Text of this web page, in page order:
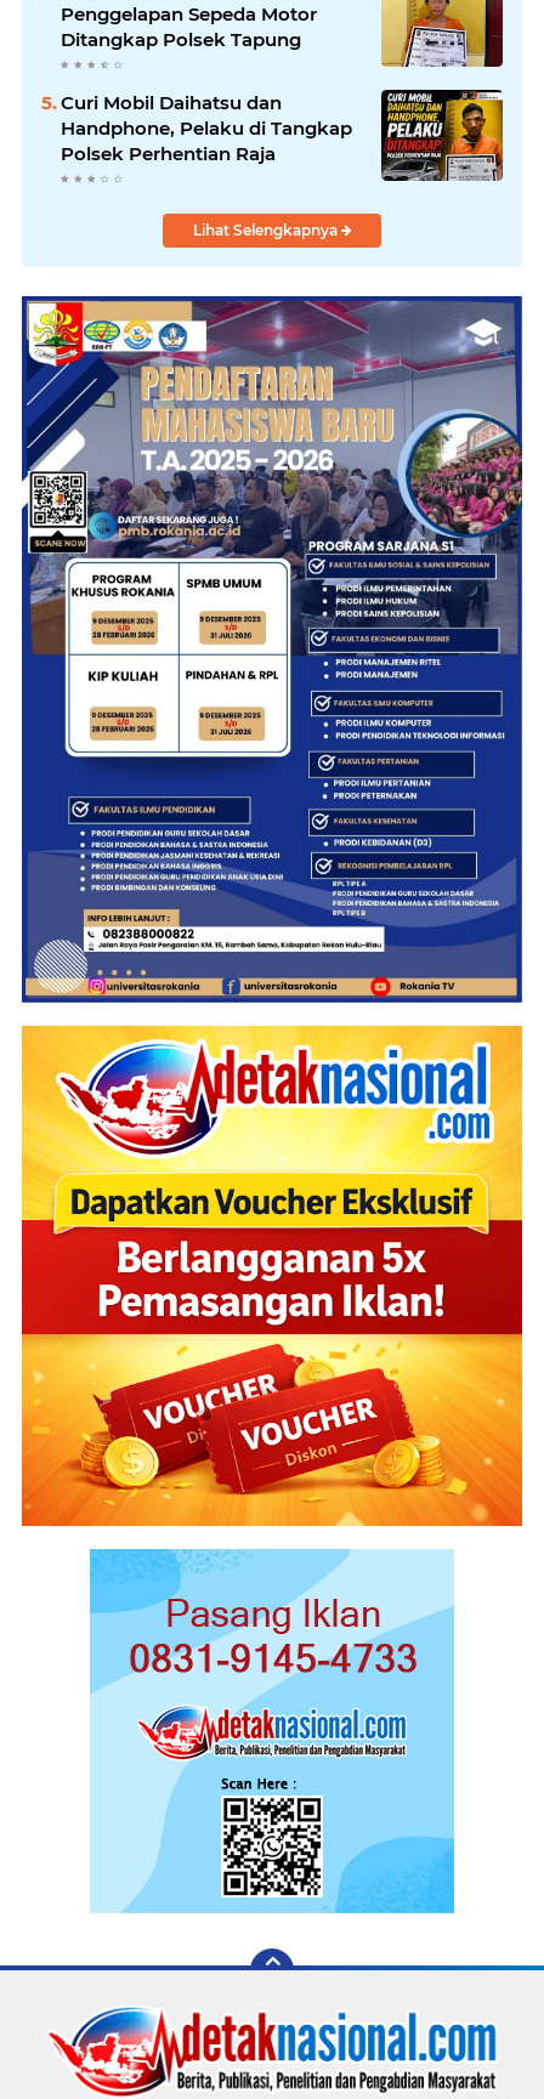
Penggelapan Sepeda Motor
Ditangkap Polsek Tapung
Curi Mobil Daihatsu dan
Handphone, Pelaku di Tangkap
Polsek Perhentian Raja
Lihat Selengkapnya